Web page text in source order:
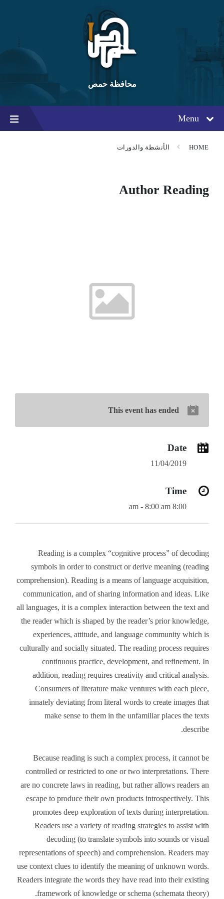
content
main
navigation
footer
محافظة حمص
Menu
HOME الأنشطة والدورات
Author Reading
This event has ended
Date
11/04/2019
Time
8:00 am - 8:00 am
Reading is a complex “cognitive process” of decoding
symbols in order to construct or derive meaning (reading
comprehension). Reading is a means of language acquisition,
communication, and of sharing information and ideas. Like
all languages, it is a complex interaction between the text and
the reader which is shaped by the reader’s prior knowledge,
experiences, attitude, and language community which is
culturally and socially situated. The reading process requires
continuous practice, development, and refinement. In
addition, reading requires creativity and critical analysis.
Consumers of literature make ventures with each piece,
innately deviating from literal words to create images that
make sense to them in the unfamiliar places the texts
describe.
Because reading is such a complex process, it cannot be
controlled or restricted to one or two interpretations. There
are no concrete laws in reading, but rather allows readers an
escape to produce their own products introspectively. This
promotes deep exploration of texts during interpretation.
Readers use a variety of reading strategies to assist with
decoding (to translate symbols into sounds or visual
representations of speech) and comprehension. Readers may
use context clues to identify the meaning of unknown words.
Readers integrate the words they have read into their existing
framework of knowledge or schema (schemata theory).